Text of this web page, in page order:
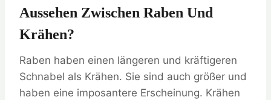
Aussehen Zwischen Raben Und
Krähen?
Raben haben einen längeren und kräftigeren
Schnabel als Krähen. Sie sind auch größer und
haben eine imposantere Erscheinung. Krähen